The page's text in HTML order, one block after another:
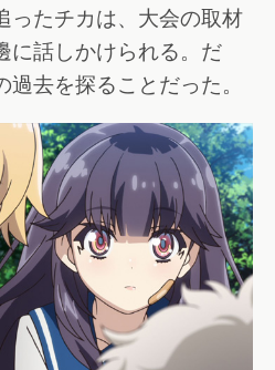
ったチカは、大会の取材
に話しかけられる。だ
去を探ることだった。